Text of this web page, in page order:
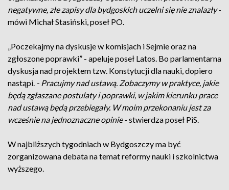
negatywne, złe zapisy dla bydgoskich uczelni się nie znalazły-
mówi Michał Stasiński, poseł PO.
„Poczekajmy na dyskusje w komisjach i Sejmie oraz na
zgłoszone poprawki” - apeluje poseł Latos. Bo parlamentarna
dyskusja nad projektem tzw. Konstytucji dla nauki, dopiero
nastąpi. - Pracujmy nad ustawą. Zobaczymy w praktyce, jakie
będą zgłaszane postulaty i poprawki, w jakim kierunku prace
nad ustawą będą przebiegały. W moim przekonaniu jest za
wcześnie na jednoznaczne opinie- stwierdza poseł PiS.
W najbliższych tygodniach w Bydgoszczy ma być
zorganizowana debata na temat reformy nauki i szkolnictwa
wyższego.